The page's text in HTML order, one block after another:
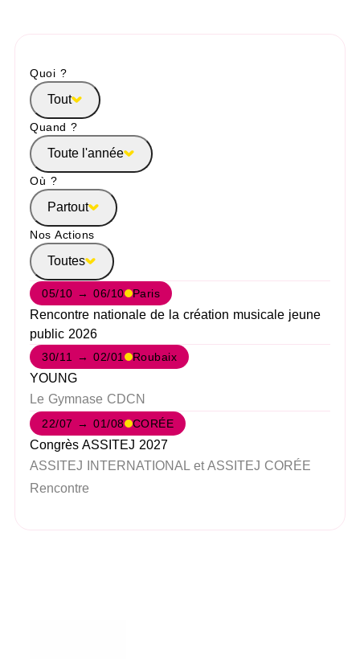
Quoi ?
Tout
Quand ?
Toute l'année
Où ?
Partout
Nos Actions
Toutes
05/10 → 06/10 Paris
Rencontre nationale de la création musicale jeune
public 2026
30/11 → 02/01 Roubaix
YOUNG
Le Gymnase CDCN
22/07 → 01/08 CORÉE
Congrès ASSITEJ 2027
ASSITEJ INTERNATIONAL et ASSITEJ CORÉE
Rencontre